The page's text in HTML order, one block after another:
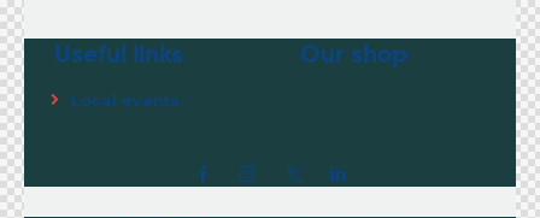
Useful links
Local events
Our shop